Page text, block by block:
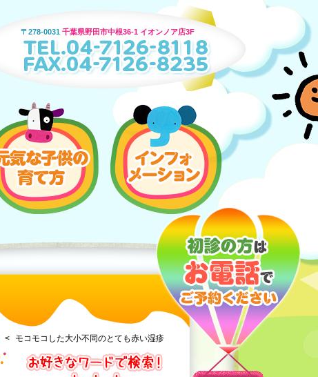
〒278-0031 千葉県野田市中根36-1 イオンノア店3F
< モコモコした大小不同のとても赤い湿疹